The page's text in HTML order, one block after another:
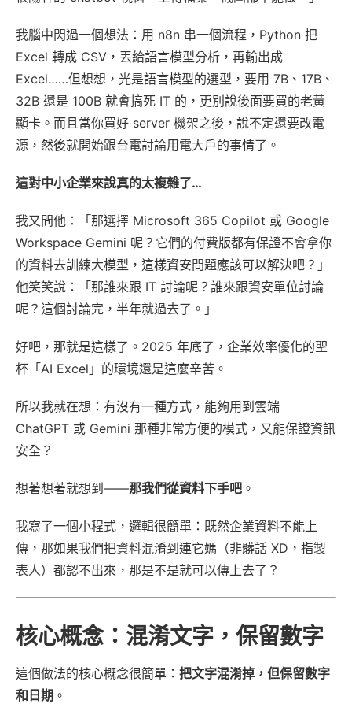
我腦中閃過一個想法：用 n8n 串一個流程，Python 把
Excel 轉成 CSV，丟給語言模型分析，再輸出成
Excel……但想想，光是語言模型的選型，要用 7B、17B、
32B 還是 100B 就會搞死 IT 的，更別說後面要買的老黃
顯卡。而且當你買好 server 機架之後，說不定還要改電
源，然後就開始跟台電討論用電大戶的事情了。
這對中小企業來說真的太複雜了…
我又問他：「那選擇 Microsoft 365 Copilot 或 Google
Workspace Gemini 呢？它們的付費版都有保證不會拿你
的資料去訓練大模型，這樣資安問題應該可以解決吧？」
他笑笑說：「那誰來跟 IT 討論呢？誰來跟資安單位討論
呢？這個討論完，半年就過去了。」
好吧，那就是這樣了。2025 年底了，企業效率優化的聖
杯「AI Excel」的環境還是這麼辛苦。
所以我就在想：有沒有一種方式，能夠用到雲端
ChatGPT 或 Gemini 那種非常方便的模式，又能保證資訊
安全？
想著想著就想到——那我們從資料下手吧 。
我寫了一個小程式，邏輯很簡單：既然企業資料不能上
傳，那如果我們把資料混淆到連它媽（非髒話 XD，指製
表人）都認不出來，那是不是就可以傳上去了？
核心概念：混淆文字，保留數字
這個做法的核心概念很簡單： 把文字混淆掉，但保留數字
和日期 。